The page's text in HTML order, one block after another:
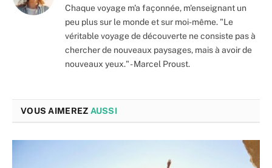
Chaque voyage m'a façonnée, m'enseignant un
peu plus sur le monde et sur moi-même. "Le
véritable voyage de découverte ne consiste pas à
chercher de nouveaux paysages, mais à avoir de
nouveaux yeux." - Marcel Proust.
VOUS AIMEREZ AUSSI